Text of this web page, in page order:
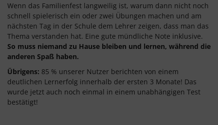
Wenn das Familienfest langweilig ist, warum dann nicht noch
schnell spielerisch ein oder zwei Übungen machen und am
nächsten Tag in der Schule dem Lehrer zeigen, dass man das
Thema verstanden hat. Eine gute mündliche Note inklusive.
So muss niemand zu Hause bleiben und lernen, während die
anderen Spaß haben.
Übrigens: 85 % unserer Nutzer berichten von einem
deutlichen Lernerfolg innerhalb der ersten 3 Monate! Das
wurde jetzt auch noch einmal in einem unabhängigen Test
bestätigt!